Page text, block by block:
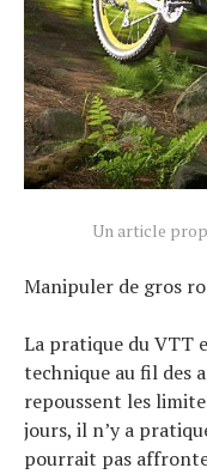
Un article
Manipuler de gros
La pratique du VTT
technique au fil des
repoussent les
jours, il n’y a
pourrait pas